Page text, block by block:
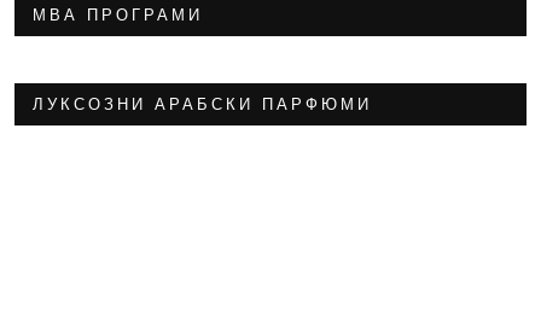
МВА ПРОГРАМИ
ЛУКСОЗНИ АРАБСКИ ПАРФЮМИ